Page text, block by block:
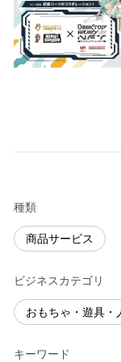
種類
商品サービス
ビジネスカテゴリ
おもちゃ・遊具・
キーワード